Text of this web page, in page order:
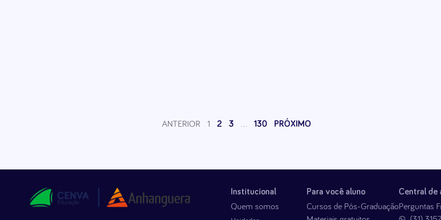
ANTERIOR 1 2 3 … 130 PRÓXIMO
Institucional
Quem somos
Para você aluno
Cursos de Pós-Graduação
Central de
Perguntas